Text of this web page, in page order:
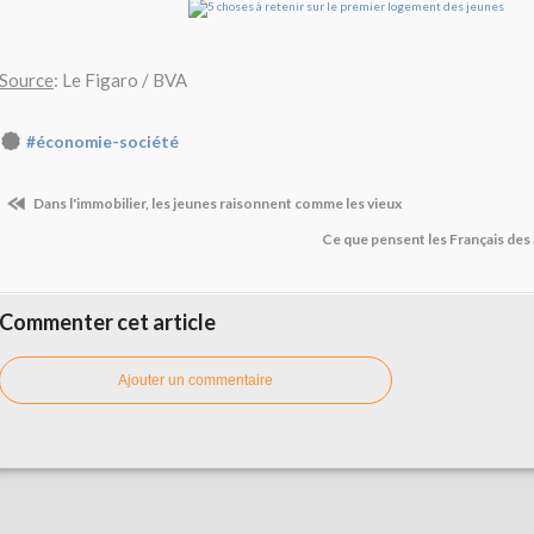
Source: Le Figaro / BVA
#économie-société
Dans l'immobilier, les jeunes raisonnent comme les vieux
Ce que pensent les Français
Commenter cet article
Ajouter un commentaire